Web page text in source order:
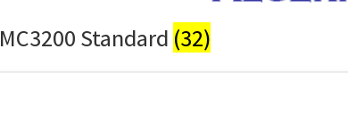
MC3200 Standard (32)